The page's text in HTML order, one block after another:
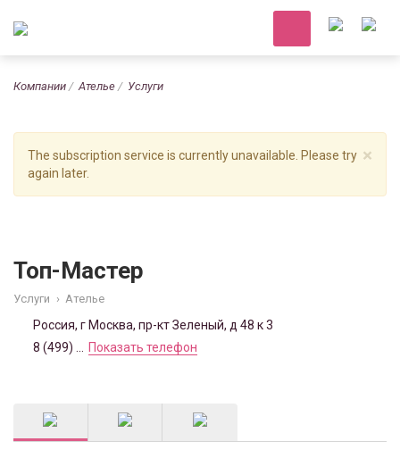
Компании Ателье Услуги
×
The subscription service is currently unavailable. Please try
again later.
Топ-Мастер
Услуги › Ателье
Россия, г Москва, пр-кт Зеленый, д 48 к 3
8 (499) ...
Показать телефон